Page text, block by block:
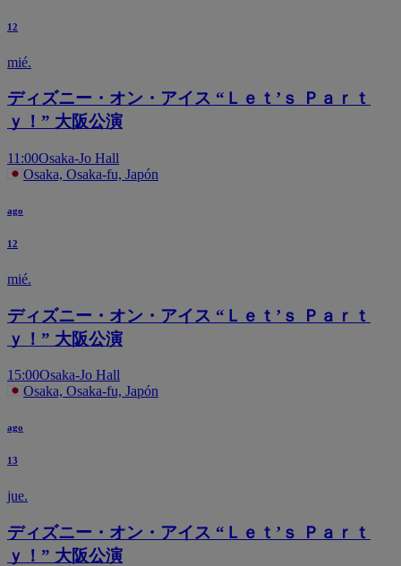
12
mié.
ディズニー・オン・アイス “Ｌｅｔ’ｓ Ｐａｒｔ
ｙ！” 大阪公演
11:00Osaka-Jo Hall
Osaka, Osaka-fu, Japón
ago
12
mié.
ディズニー・オン・アイス “Ｌｅｔ’ｓ Ｐａｒｔ
ｙ！” 大阪公演
15:00Osaka-Jo Hall
Osaka, Osaka-fu, Japón
ago
13
jue.
ディズニー・オン・アイス “Ｌｅｔ’ｓ Ｐａｒｔ
ｙ！” 大阪公演